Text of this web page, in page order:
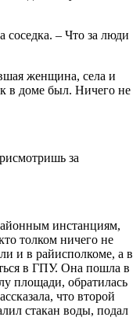
– Что за люди
женщина, села и
в доме был. Ничего не
за
инстанциям,
толком ничего не
и в райисполкоме, а в
в ГПУ. Она пошла в
площади, обратилась
что второй
стакан воды, подал